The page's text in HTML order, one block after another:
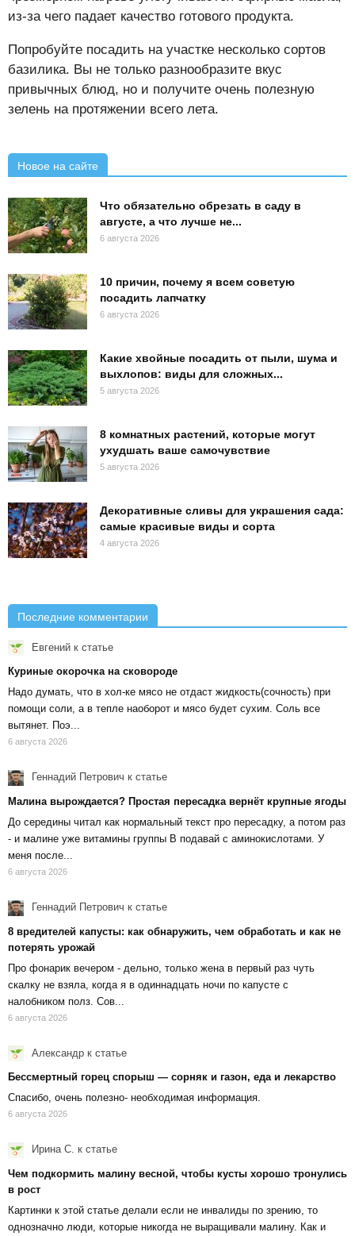
из-за чего падает качество готового продукта.
Попробуйте посадить на участке несколько сортов
базилика. Вы не только разнообразите вкус
привычных блюд, но и получите очень полезную
зелень на протяжении всего лета.
Новое на сайте
Что обязательно обрезать в саду в
августе, а что лучше не...
6 августа 2026
10 причин, почему я всем советую
посадить лапчатку
6 августа 2026
Какие хвойные посадить от пыли, шума и
выхлопов: виды для сложных...
5 августа 2026
8 комнатных растений, которые могут
ухудшать ваше самочувствие
5 августа 2026
Декоративные сливы для украшения сада:
самые красивые виды и сорта
4 августа 2026
Последние комментарии
Евгений к статье
Куриные окорочка на сковороде
Надо думать, что в хол-ке мясо не отдаст жидкость(сочность) при
помощи соли, а в тепле наоборот и мясо будет сухим. Соль все
вытянет. Поэ...
6 августа 2026
Геннадий Петрович к статье
Малина вырождается? Простая пересадка вернёт крупные ягоды
До середины читал как нормальный текст про пересадку, а потом раз
- и малине уже витамины группы В подавай с аминокислотами. У
меня после...
6 августа 2026
Геннадий Петрович к статье
8 вредителей капусты: как обнаружить, чем обработать и как не
потерять урожай
Про фонарик вечером - дельно, только жена в первый раз чуть
скалку не взяла, когда я в одиннадцать ночи по капусте с
налобником полз. Сов...
6 августа 2026
Александр к статье
Бессмертный горец спорыш — сорняк и газон, еда и лекарство
Спасибо, очень полезно- необходимая информация.
6 августа 2026
Ирина С. к статье
Чем подкормить малину весной, чтобы кусты хорошо тронулись
в рост
Картинки к этой статье делали если не инвалиды по зрению, то
однозначно люди, которые никогда не выращивали малину. Как и